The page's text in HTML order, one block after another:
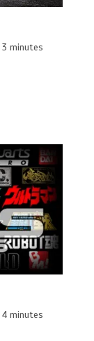
3 minutes
4 minutes